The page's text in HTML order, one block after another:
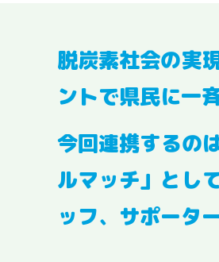
脱炭素社会の実
ントで県民に一
今回連携するの
ルマッチ」とし
ッフ、サポータ